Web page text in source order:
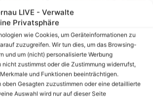
LIVE - Verwalte
Privatsphäre
wie Cookies, um Geräteinformationen zu
zuzugreifen. Wir tun dies, um das Browsing-
und um (nicht) personalisierte Werbung
nicht zustimmst oder die Zustimmung widerrufst,
und Funktionen beeinträchtigen.
oben Gesagten zuzustimmen oder eine detaillierte
Auswahl wird nur auf dieser Seite
sein - Hilfsangebote u.a. in Bernau,
Panketal und Wandlitz